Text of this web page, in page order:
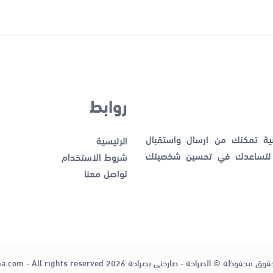
تمكنك من ارسال واستقبال
لتساعدك في تحسين شخصيتك
روابط
الرئيسية
شروط الاستخدام
تواصل معنا
محفوظة © الصراحة - صارحني بصراحة 2026 - All rights reserved